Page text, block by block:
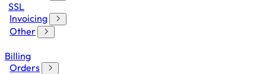
SSL
Invoicing
Other
Billing
Orders